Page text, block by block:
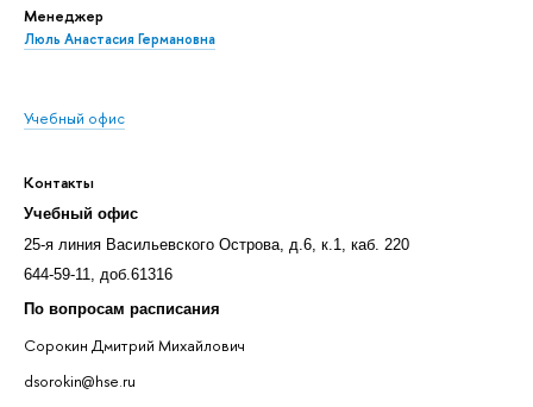
Менеджер
Люль Анастасия Германовна
Учебный офис
Контакты
Учебный офис
25-я линия Васильевского Острова, д.6, к.1, каб. 220
644-59-11, доб.61316
По вопросам расписания
Сорокин Дмитрий Михайлович
dsorokin@hse.ru